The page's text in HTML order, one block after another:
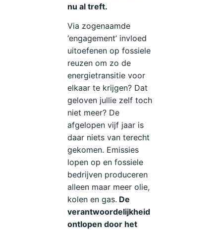
nu al treft.
Via zogenaamde
‘engagement’ invloed
uitoefenen op fossiele
reuzen om zo de
energietransitie voor
elkaar te krijgen? Dat
geloven jullie zelf toch
niet meer? De
afgelopen vijf jaar is
daar niets van terecht
gekomen. Emissies
lopen op en fossiele
bedrijven produceren
alleen maar meer olie,
kolen en gas. De
verantwoordelijkheid
ontlopen door het